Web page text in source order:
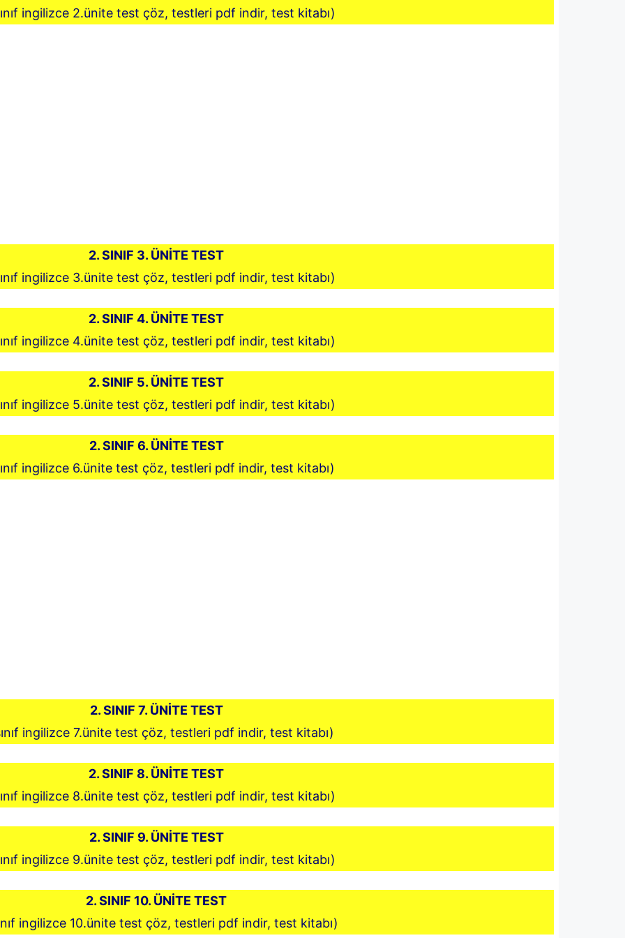
ingilizce 2.ünite test çöz, testleri pdf indir, test kitabı)
2. SINIF 3. ÜNİTE TEST
ingilizce 3.ünite test çöz, testleri pdf indir, test kitabı)
2. SINIF 4. ÜNİTE TEST
ingilizce 4.ünite test çöz, testleri pdf indir, test kitabı)
2. SINIF 5. ÜNİTE TEST
ingilizce 5.ünite test çöz, testleri pdf indir, test kitabı)
2. SINIF 6. ÜNİTE TEST
ingilizce 6.ünite test çöz, testleri pdf indir, test kitabı)
2. SINIF 7. ÜNİTE TEST
ingilizce 7.ünite test çöz, testleri pdf indir, test kitabı)
2. SINIF 8. ÜNİTE TEST
ingilizce 8.ünite test çöz, testleri pdf indir, test kitabı)
2. SINIF 9. ÜNİTE TEST
ingilizce 9.ünite test çöz, testleri pdf indir, test kitabı)
2. SINIF 10. ÜNİTE TEST
ingilizce 10.ünite test çöz, testleri pdf indir, test kitabı)